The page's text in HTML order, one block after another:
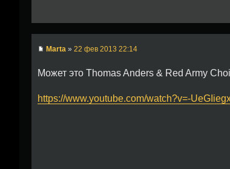
Marta » 22 фев 2013 22:14
Может это Thomas Anders & Red Army
https://www.youtube.com/watch?v=-